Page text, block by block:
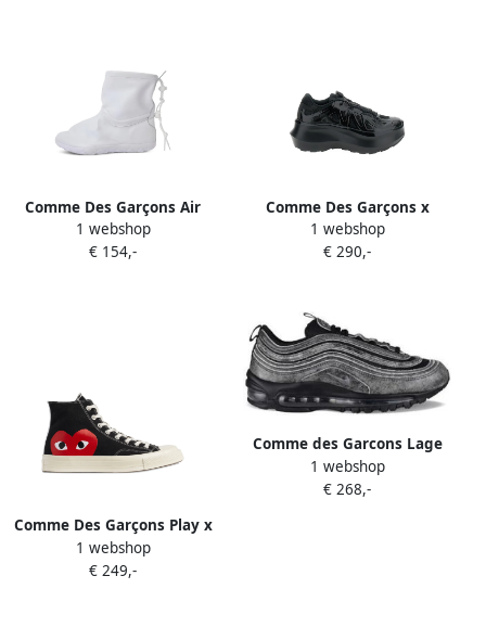
Comme Des Garçons Air
Chukka Moc laarzen Wit
1 webshop
€ 154,-
Comme Des Garçons x
Salomon XT-Whisper Void
sneakers met plateauzool
1 webshop
€ 290,-
Comme Des Garçons Play x
Converse Big Heart Chuck
70 sneakers Zwart
1 webshop
€ 249,-
Comme des Garcons Lage
Sneakers
1 webshop
€ 268,-